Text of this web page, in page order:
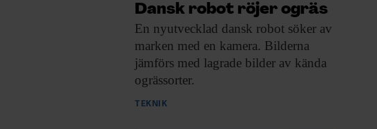
Dansk robot röjer ogräs
En nyutvecklad dansk robot söker av
marken med en kamera. Bilderna
jämförs med lagrade bilder av kända
ogrässorter.
TEKNIK